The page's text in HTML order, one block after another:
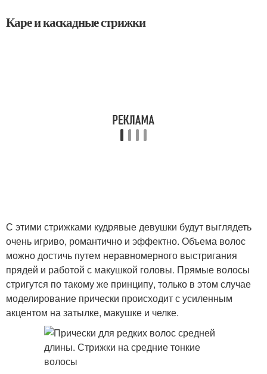
Каре и каскадные стрижки
С этими стрижками кудрявые девушки будут выглядеть
очень игриво, романтично и эффектно. Объема волос
можно достичь путем неравномерного выстригания
прядей и работой с макушкой головы. Прямые волосы
стригутся по такому же принципу, только в этом случае
моделирование прически происходит с усиленным
акцентом на затылке, макушке и челке.